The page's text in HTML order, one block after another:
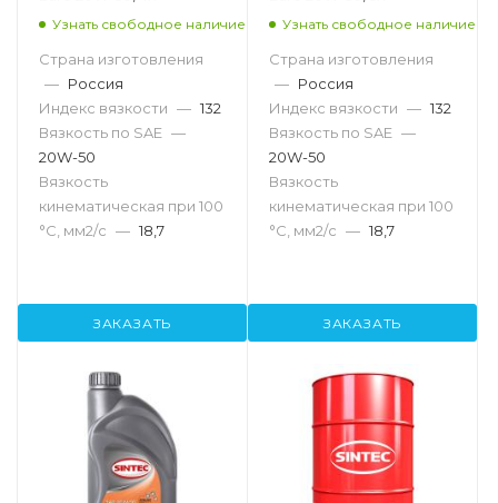
Узнать свободное наличие
Страна изготовления
— Россия
Индекс вязкости — 132
Вязкость по SAE —
20W-50
Вязкость
кинематическая при 100
°С, мм2/с — 18,7
ЗАКАЗАТЬ
Узнать свободное наличие
Страна изготовления
— Россия
Индекс вязкости — 132
Вязкость по SAE —
20W-50
Вязкость
кинематическая при 100
°С, мм2/с — 18,7
ЗАКАЗАТЬ